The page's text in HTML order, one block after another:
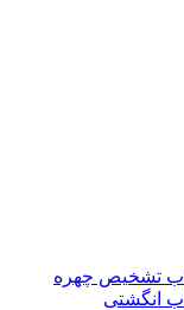
تشخیص چهره
انگشتی